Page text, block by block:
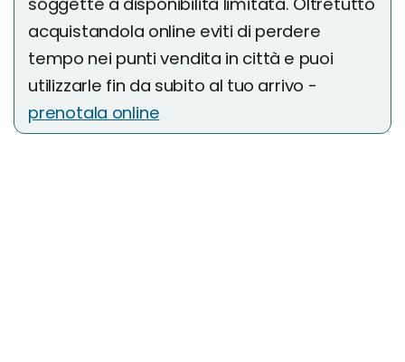
acquistandola online eviti di perdere
tempo nei punti vendita in città e puoi
utilizzarle fin da subito al tuo arrivo -
prenotala online